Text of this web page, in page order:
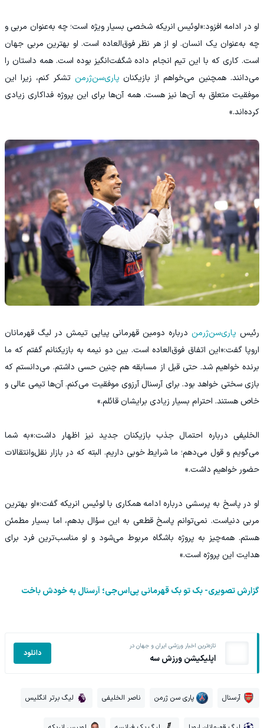
او در ادامه افزود:«لوئیس انریکه شخصی بسیار ویژه است؛ چه به‌عنوان مربی و
چه به‌عنوان یک انسان. او از هر نظر فوق‌العاده است. او بهترین مربی جهان
است. کاری که با این تیم انجام داده شگفت‌انگیز بوده است. همه داستان را
می‌دانند. همچنین می‌خواهم از بازیکنان پاری‌سن‌ژرمن تشکر کنم، زیرا این
موفقیت متعلق به آن‌ها نیز هست. همه آن‌ها برای این پروژه فداکاری زیادی
کرده‌اند.»
رئیس پاری‌سن‌ژرمن درباره دومین قهرمانی پیاپی تیمش در لیگ قهرمانان
اروپا گفت:«این اتفاق فوق‌العاده است. بین دو نیمه به بازیکنانم گفتم که ما
برنده خواهیم شد. حتی قبل از مسابقه هم چنین حسی داشتم. می‌دانستم که
بازی سختی خواهد بود. برای آرسنال آرزوی موفقیت می‌کنم. آن‌ها تیمی عالی و
خاص هستند. احترام بسیار زیادی برایشان قائلم.»
الخلیفی درباره احتمال جذب بازیکنان جدید نیز اظهار داشت:«به شما
می‌گویم و قول می‌دهم؛ ما شرایط خوبی داریم. البته که در بازار نقل‌وانتقالات
حضور خواهیم داشت.»
او در پاسخ به پرسشی درباره ادامه همکاری با لوئیس انریکه گفت:«او بهترین
مربی دنیاست. نمی‌توانم پاسخ قطعی به این سؤال بدهم، اما بسیار مطمئن
هستم. همه‌چیز به پروژه باشگاه مربوط می‌شود و او مناسب‌ترین فرد برای
هدایت این پروژه است.»
گزارش تصویری- بک تو بک قهرمانی پی‌اس‌جی؛ آرسنال به خودش باخت
تازه‌ترین اخبار ورزشی ایران و جهان در
اپلیکیشن ورزش سه دانلود
آرسنال پاری سن ژرمن ناصر الخلیفی لیگ برتر انگلیس